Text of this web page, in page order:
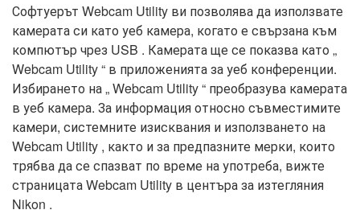
Софтуерът Webcam Utility ви позволява да използвате
камерата си като уеб камера, когато е свързана към
компютър чрез USB . Камерата ще се показва като „
Webcam Utility “ в приложенията за уеб конференции.
Избирането на „ Webcam Utility “ преобразува камерата
в уеб камера. За информация относно съвместимите
камери, системните изисквания и използването на
Webcam Utility , както и за предпазните мерки, които
трябва да се спазват по време на употреба, вижте
страницата Webcam Utility в центъра за изтегляния
Nikon .